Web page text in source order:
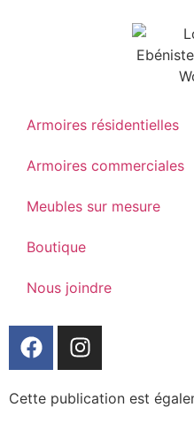
Armoires résidentielles
Armoires commerciales
Meubles sur mesure
Boutique
Nous joindre
Cette publication est